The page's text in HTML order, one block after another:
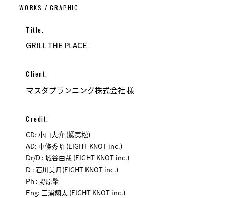
WORKS / GRAPHIC
Title.
GRILL THE PLACE
Client.
マスダプランニング株式会社 様
Credit.
CD: 小口大介 (蝦夷松)
AD: 中條秀昭 (EIGHT KNOT inc.)
Dr/D : 城谷由哉 (EIGHT KNOT inc.)
D : 石川美月(EIGHT KNOT inc.)
Ph : 野原肇
Eng: 三浦翔太 (EIGHT KNOT inc.)